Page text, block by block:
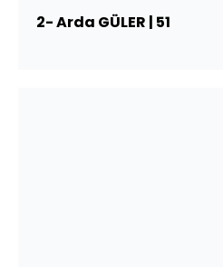
2- Arda GÜLER | 51